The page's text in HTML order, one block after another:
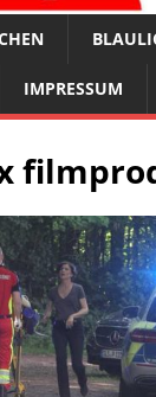
IMPRESSUM